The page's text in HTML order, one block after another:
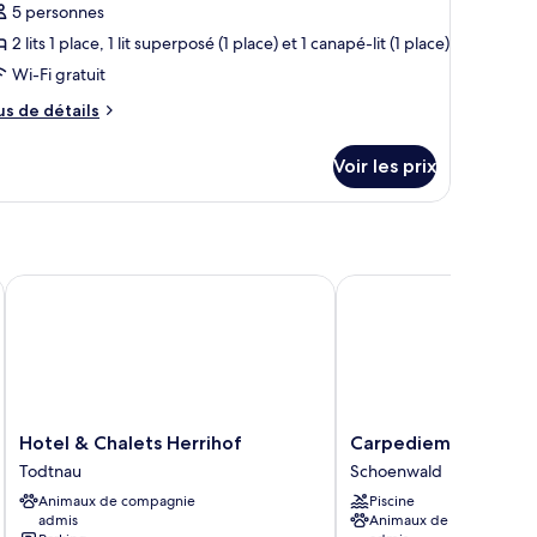
:
5 personnes
2 lits 1 place, 1 lit superposé (1 place) et 1 canapé-lit (1 place)
Wi-Fi gratuit
de détails
Voir les prix
Hotel
&
Chalets
Herrihof
Todtnau
Hotel & Chalets Herrihof
Todtnau
Animaux de compagnie
admis
Hotel & Chalets Herrihof
Carpediem
Apartments
Schoenwald
Carpediem
Schoenwald
Piscine
Animaux de compagnie
Carpediem